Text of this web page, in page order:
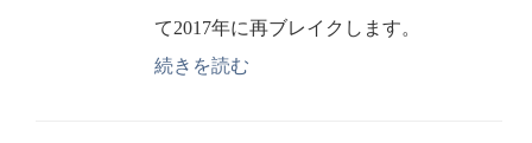
て2017年に再ブレイクします。
続きを読む